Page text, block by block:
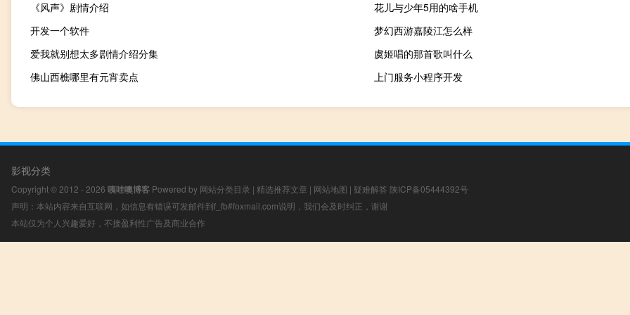
《风声》剧情介绍
花儿与少年5用的啥手机
开发一个软件
梦幻西游嘉陵江怎么样
爱我就别想太多剧情介绍分集
虞姬唱的那首歌叫什么
佛山西樵哪里有元宵卖点
上门服务小程序开发
影视分类
Copyright © 2012 - 2026 咦哇噢博客 Powered by 网站分类目录 | 精选推荐文章 | 网站地图 | 疑难解答 陕ICP备05444392号
声明：本站内容来自互联网，如信息有错误可发邮件到f_fb#foxmail.com说明，我们会及时纠正，谢谢
本站仅为个人兴趣爱好，不接盈利性广告及商业合作